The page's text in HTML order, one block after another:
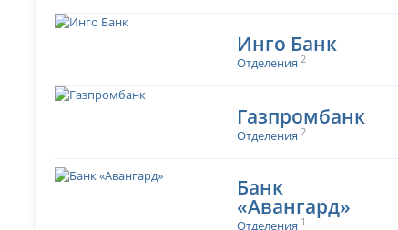
Инго Банк
Отделения 2
Газпромбанк
Отделения 2
Банк
«Авангард»
Отделения 1